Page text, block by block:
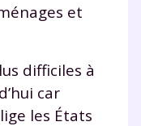
et
difficiles à
car
les États